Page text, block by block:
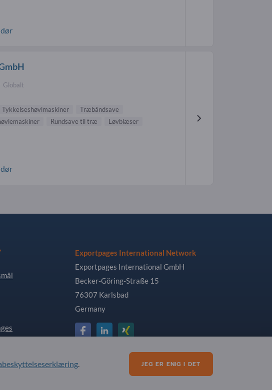
Globalt
Tykkelseshøvlmaskiner
Træbåndsave
Rundsave til træ
Løvblæser
Exportpages International Network
Exportpages International GmbH
Becker-Göring-Straße 15
76307 Karlsbad
Germany
. JEG ER ENIG I DET